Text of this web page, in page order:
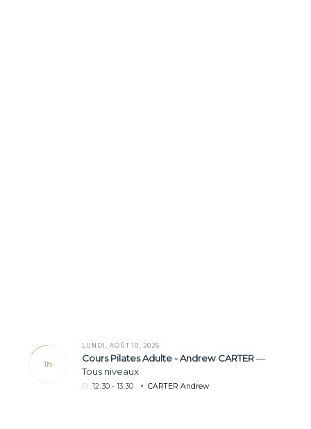
1h
LUNDI, AOÛT 10, 2026
Cours Pilates Adulte - Andrew CARTER—
Tous niveaux
12:30 - 13:30 CARTER Andrew